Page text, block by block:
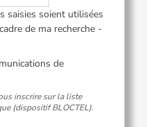
saisies soient utilisées
de ma recherche -
de
inscrire sur la liste
(dispositif BLOCTEL).